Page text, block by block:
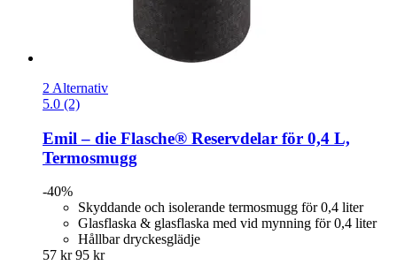
2 Alternativ
5.0 (2)
Emil – die Flasche® Reservdelar för 0,4 L,
Termosmugg
-40%
Skyddande och isolerande termosmugg för 0,4 liter
Glasflaska & glasflaska med vid mynning för 0,4 liter
Hållbar dryckesglädje
57 kr 95 kr